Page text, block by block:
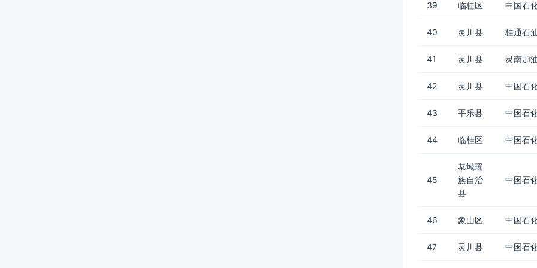
39 临桂区 中国石
40 灵川县 桂通石
41 灵川县 灵南加
42 灵川县 中国石
43 平乐县 中国石
44 临桂区 中国石
45
恭城瑶
族自治
县
中国石
46 象山区 中国石
47 灵川县 中国石